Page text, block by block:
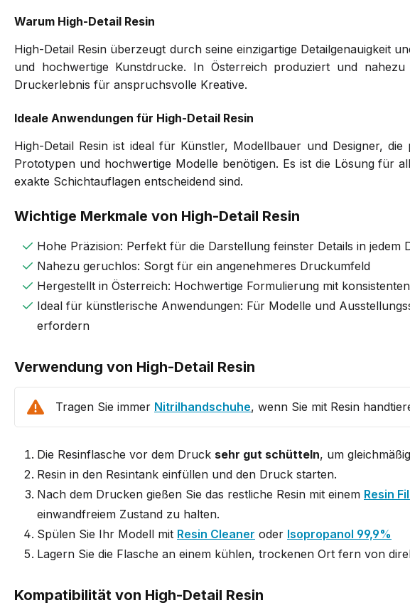
Warum High-Detail Resin
High-Detail Resin überzeugt durch seine einzigartige Detailgenauigkeit
und hochwertige Kunstdrucke. In Österreich produziert und
Druckerlebnis für anspruchsvolle Kreative.
Ideale Anwendungen für High-Detail Resin
High-Detail Resin ist ideal für Künstler, Modellbauer und Designer,
Prototypen und hochwertige Modelle benötigen. Es ist die Lösung für
exakte Schichtauflagen entscheidend sind.
Wichtige Merkmale von High-Detail Resin
Hohe Präzision: Perfekt für die Darstellung feinster Details in jedem
Nahezu geruchlos: Sorgt für ein angenehmeres Druckumfeld
Hergestellt in Österreich: Hochwertige Formulierung mit
Ideal für künstlerische Anwendungen: Für Modelle und
erfordern
Verwendung von High-Detail Resin
Tragen Sie immer Nitrilhandschuhe, wenn Sie mit Resin
Die Resinflasche vor dem Druck sehr gut schütteln, um
Resin in den Resintank einfüllen und den Druck starten.
Nach dem Drucken gießen Sie das restliche Resin mit einem Resin
einwandfreiem Zustand zu halten.
Spülen Sie Ihr Modell mit Resin Cleaner oder Isopropanol 99,9%
Lagern Sie die Flasche an einem kühlen, trockenen Ort fern von
Kompatibilität von High-Detail Resin